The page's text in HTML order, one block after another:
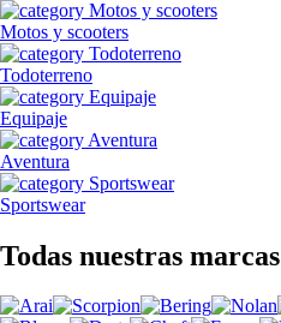
Motos y scooters
Todoterreno
Equipaje
Aventura
Sportswear
Todas nuestras marcas